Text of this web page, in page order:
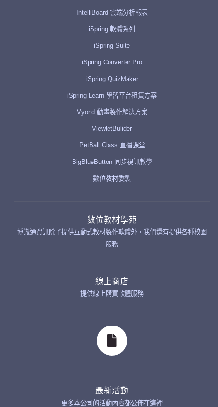
IntelliBoard 雲端分析報表
iSpring 軟體系列
iSpring Suite
iSpring Converter Pro
iSpring QuizMaker
iSpring Learn 學習平台租賃方案
Vyond 動畫製作解決方案
ViewletBulider
PetBall Class 直播課堂
BigBlueButton 同步視訊教學
數位教材委製
數位教材學苑
博識通資訊除了提供互動式教材製作軟體外，我們還有提供各種校園
服務
線上商店
提供線上購買軟體服務
最新活動
更多本公司的活動內容都公佈在這裡